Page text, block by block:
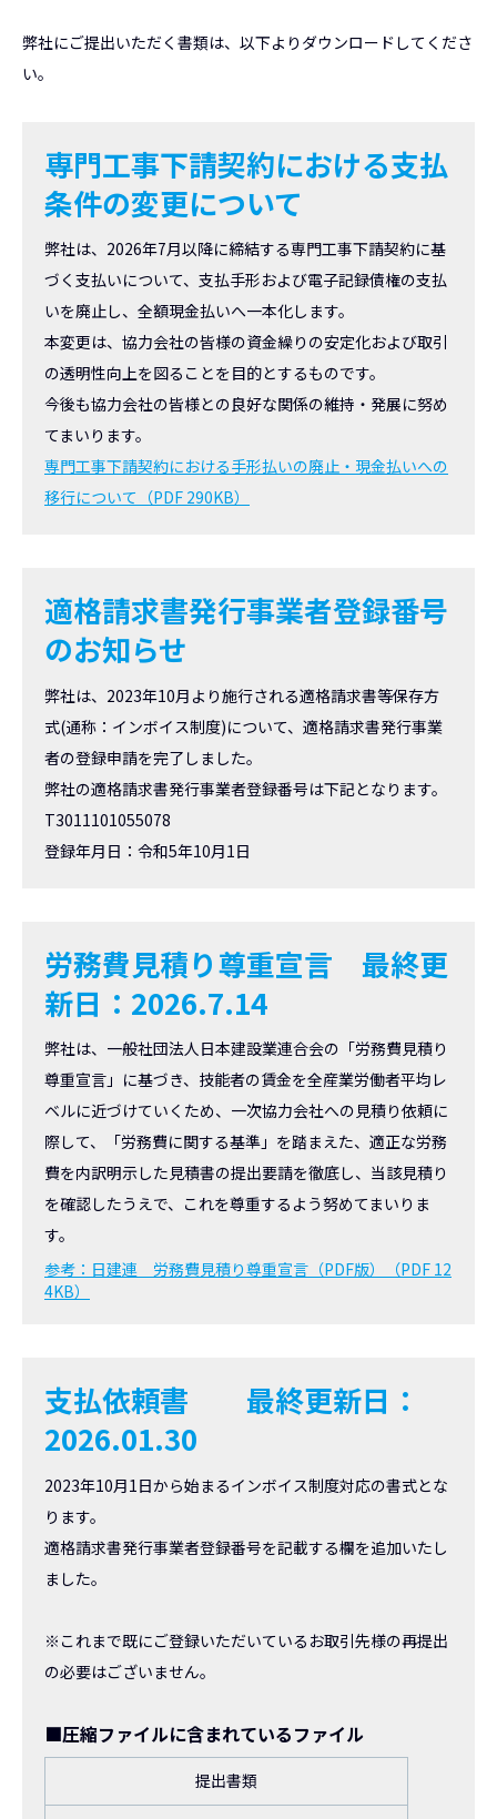
弊社にご提出いただく書類は、以下よりダウンロードしてくださ
い。
専門工事下請契約における支払
条件の変更について
弊社は、2026年7月以降に締結する専門工事下請契約に基
づく支払いについて、支払手形および電子記録債権の支払
いを廃止し、全額現金払いへ一本化します。
本変更は、協力会社の皆様の資金繰りの安定化および取引
の透明性向上を図ることを目的とするものです。
今後も協力会社の皆様との良好な関係の維持・発展に努め
てまいります。
専門工事下請契約における手形払いの廃止・現金払いへの
移行について（PDF 290KB）
適格請求書発行事業者登録番号
のお知らせ
弊社は、2023年10月より施行される適格請求書等保存方
式(通称：インボイス制度)について、適格請求書発行事業
者の登録申請を完了しました。
弊社の適格請求書発行事業者登録番号は下記となります。
T3011101055078
登録年月日：令和5年10月1日
労務費見積り尊重宣言 最終更
新日：2026.7.14
弊社は、一般社団法人日本建設業連合会の「労務費見積り
尊重宣言」に基づき、技能者の賃金を全産業労働者平均レ
ベルに近づけていくため、一次協力会社への見積り依頼に
際して、「労務費に関する基準」を踏まえた、適正な労務
費を内訳明示した見積書の提出要請を徹底し、当該見積り
を確認したうえで、これを尊重するよう努めてまいりま
す。
参考：日建連 労務費見積り尊重宣言（PDF版）（PDF 12
4KB）
支払依頼書 最終更新日：
2026.01.30
2023年10月1日から始まるインボイス制度対応の書式とな
ります。
適格請求書発行事業者登録番号を記載する欄を追加いたし
ました。
※これまで既にご登録いただいているお取引先様の再提出
の必要はございません。
■圧縮ファイルに含まれているファイル
提出書類